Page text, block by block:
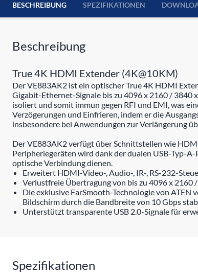
BESCHREIBUNG SPEZIFIKATIONEN
Beschreibung
True 4K HDMI Extender (4K@10KM)
Der VE883AK2 ist ein optischer True 4K HDMI
Gigabit-Ethernet-Signale bis zu 4096 x 2160 / 3840
isoliert und somit immun gegen RFI und EMI, was
Verzögerungen und Einfrieren, indem er die
insbesondere bei Anwendungen zur Verlängerung
Der VE883AK2 verfügt über Schnittstellen wie
Peripheriegeräten wird dank der dualen USB-Typ-
optische Verbindung dienen.
Erweitert HDMI-Video-, Audio-, IR-, RS-232-
Verlustfreie Übertragung von bis zu 4096 x 2160
Die exklusive FarSmooth-Technologie von ATEN
Bildschirm durch die Bandbreite von 10 Gbps
Unterstützt transparente USB 2.0-Signale für
Spezifikationen